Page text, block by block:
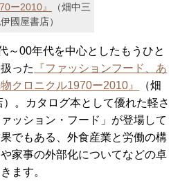
ー2010』
（畑中三
國屋書店）
00年代を中心としたもうひと
った
『ファッションフード、あ
クロニクル1970ー2010』
（畑
。カタログ本として優れた軽さ
ッション・フード」が登場して
でもある、外食産業と労働の構
家事の外部化についてなどの卓
ます。